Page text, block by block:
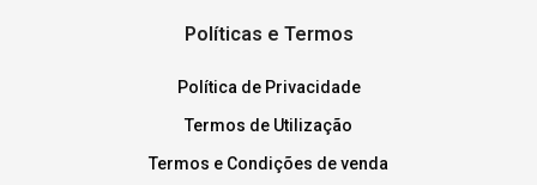
Políticas e Termos
Política de Privacidade
Termos de Utilização
Termos e Condições de venda